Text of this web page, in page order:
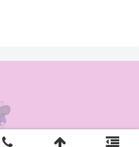
クリニック.